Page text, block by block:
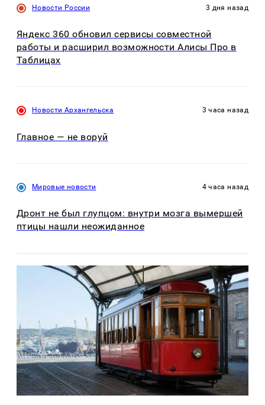
Новости России 3 дня назад
Яндекс 360 обновил сервисы совместной
работы и расширил возможности Алисы Про в
Таблицах
Новости Архангельска 3 часа назад
Главное — не воруй
Мировые новости 4 часа назад
Дронт не был глупцом: внутри мозга вымершей
птицы нашли неожиданное